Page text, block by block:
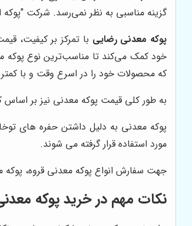
گزینه مناسبی به نظر نمی‌رسد. شرکت "پوکه
پوکه معدنی رضایی با تمرکز بر کیفیت،
خود کمک می‌کند تا مناسب‌ترین نوع پوکه
که محصولات خود را در اسرع وقت و با
به طور کلی قیمت پوکه معدنی نیز بر
پوکه معدنی به دلیل داشتن حفره های
مورد استفاده قرار گرفته می شوند.
جهت سفارش انواع پوکه معدنی قروه، پوکه
نکات مهم در خرید پوکه